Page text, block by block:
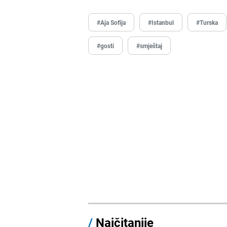
#Aja Sofija #Istanbul #Turska
#gosti #smještaj
/ Najčitanije